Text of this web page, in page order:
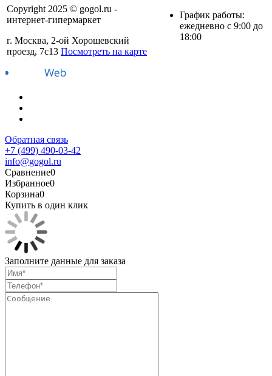
Copyright 2025 © gogol.ru -
интернет-гипермаркет
г. Москва, 2-ой Хорошевский
проезд, 7с13 Посмотреть на карте
График работы:
ежедневно с 9:00 до
18:00
Обратная связь
+7 (499) 490-03-42
info@gogol.ru
Сравнение0
Избранное0
Корзина0
Купить в один клик
Заполните данные для заказа